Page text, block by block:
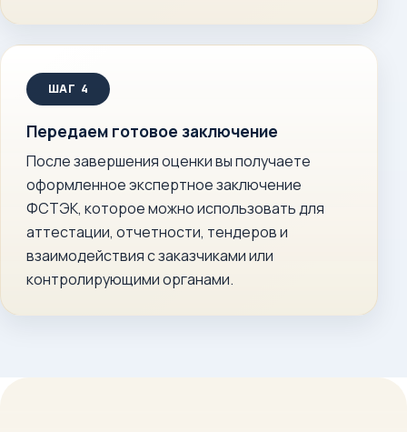
Передаем готовое заключение
После завершения оценки вы получаете
оформленное экспертное заключение
ФСТЭК, которое можно использовать для
аттестации, отчетности, тендеров и
взаимодействия с заказчиками или
контролирующими органами.